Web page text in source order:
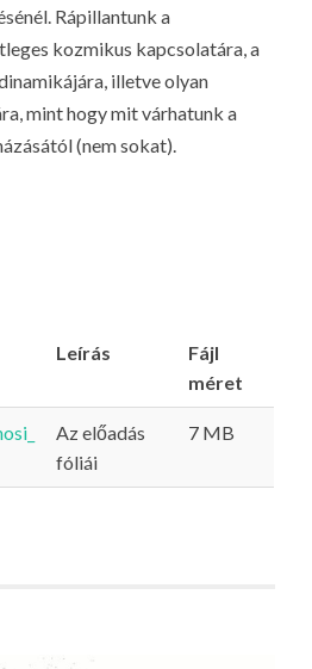
Rápillantunk a
kozmikus kapcsolatára, a
illetve olyan
mint hogy mit várhatunk a
(nem sokat).
Leírás
Fájl
méret
Az előadás
fóliái
7 MB